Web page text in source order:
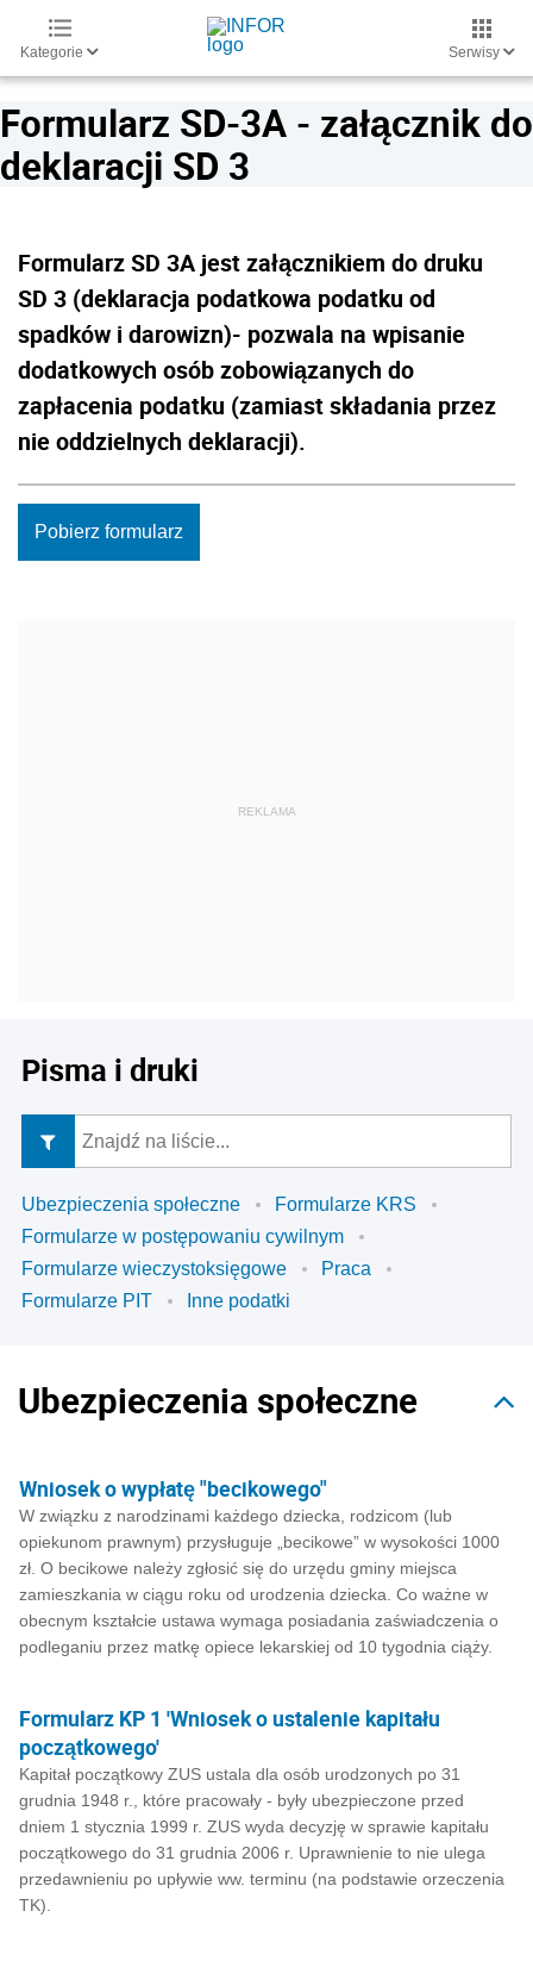
Kategorie Serwisy
Formularz SD-3A - załącznik do
deklaracji SD 3
Formularz SD 3A jest załącznikiem do druku
SD 3 (deklaracja podatkowa podatku od
spadków i darowizn)- pozwala na wpisanie
dodatkowych osób zobowiązanych do
zapłacenia podatku (zamiast składania przez
nie oddzielnych deklaracji).
Pobierz formularz
Pisma i druki
Ubezpieczenia społeczne
Formularze KRS
Formularze w postępowaniu cywilnym
Formularze wieczystoksięgowe
Praca
Formularze PIT
Inne podatki
Ubezpieczenia społeczne
Wniosek o wypłatę "becikowego"
W związku z narodzinami każdego dziecka, rodzicom (lub
opiekunom prawnym) przysługuje „becikowe” w wysokości 1000
zł. O becikowe należy zgłosić się do urzędu gminy miejsca
zamieszkania w ciągu roku od urodzenia dziecka. Co ważne w
obecnym kształcie ustawa wymaga posiadania zaświadczenia o
podleganiu przez matkę opiece lekarskiej od 10 tygodnia ciąży.
Formularz KP 1 'Wniosek o ustalenie kapitału
początkowego'
Kapitał początkowy ZUS ustala dla osób urodzonych po 31
grudnia 1948 r., które pracowały - były ubezpieczone przed
dniem 1 stycznia 1999 r. ZUS wyda decyzję w sprawie kapitału
początkowego do 31 grudnia 2006 r. Uprawnienie to nie ulega
przedawnieniu po upływie ww. terminu (na podstawie orzeczenia
TK).